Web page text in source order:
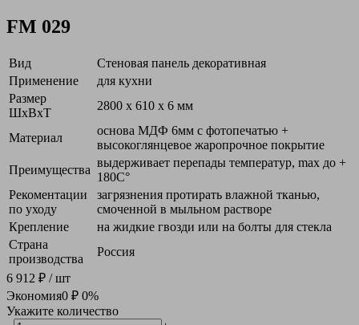
FM 029
Вид
Стеновая панель декоративная
Применение
для кухни
Размер
ШxВxТ
2800 х 610 х 6 мм
Материал
основа МДФ 6мм с фотопечатью +
высокоглянцевое жаропрочное покрытие
Преимущества
выдерживает перепады температур, max до +
180С°
Рекоментации
по уходу
загрязнения протирать влажной тканью,
смоченной в мыльном растворе
Крепление
на жидкие гвозди или на болты для стекла
Страна
производства
Россия
6 912 ₽ / шт
Экономия0 ₽ 0%
Укажите количество